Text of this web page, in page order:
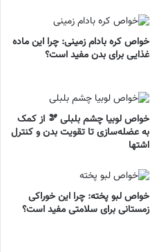
خواص کره بادام زمینی: چرا این ماده
غذایی برای بدن مفید است؟
خواص لوبیا چشم بلبلی 🫘 از کمک
به عضله‌سازی تا تقویت بدن و کنترل
اشتها
خواص لبو پخته: چرا این خوراکی
زمستانی برای سلامتی مفید است؟